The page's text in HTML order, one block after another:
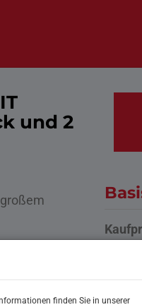
und 2
finden Sie in unserer